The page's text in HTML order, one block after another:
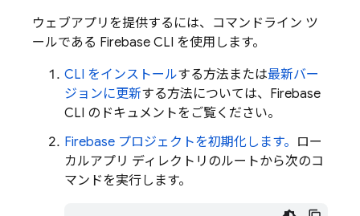
ウェブアプリを提供するには、コマンドライン ツ
ールである Firebase CLI を使用します。
CLI をインストールする方法または最新バー
ジョンに更新する方法については、 Firebase
CLI のドキュメントをご覧ください。
Firebase プロジェクトを初期化します。 ロー
カルアプリ ディレクトリのルートから次のコ
マンドを実行します。